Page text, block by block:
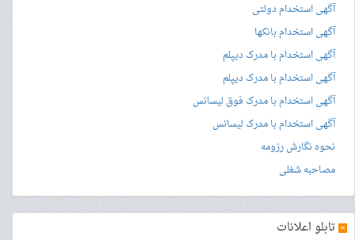
آگهی استخدام دولتی
آگهی استخدام بانکها
آگهی استخدام با مدرک دیپلم
آگهی استخدام با مدرک دیپلم
آگهی استخدام با مدرک فوق لیسانس
آگهی استخدام با مدرک لیسانس
نحوه نگارش رزومه
مصاحبه شغلی
» تابلو اعلانات